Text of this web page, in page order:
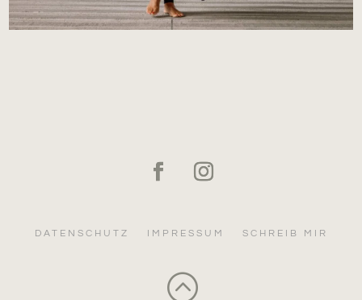
DATENSCHUTZ IMPRESSUM SCHREIB MIR
: